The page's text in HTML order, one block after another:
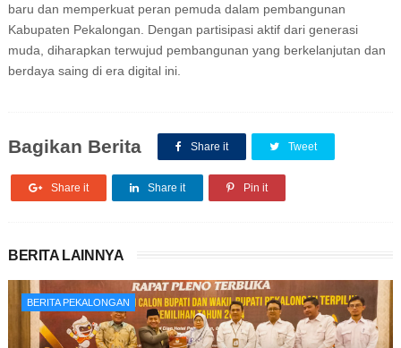
baru dan memperkuat peran pemuda dalam pembangunan
Kabupaten Pekalongan. Dengan partisipasi aktif dari generasi
muda, diharapkan terwujud pembangunan yang berkelanjutan dan
berdaya saing di era digital ini.
Bagikan Berita Share it Tweet
Share it Share it Pin it
BERITA LAINNYA
BERITA PEKALONGAN